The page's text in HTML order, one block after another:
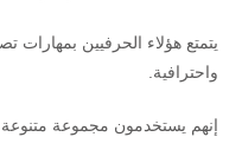
يتمتع هؤلاء الحرفيين بمهارات
واحترافية.
إنهم يستخدمون مجموعة